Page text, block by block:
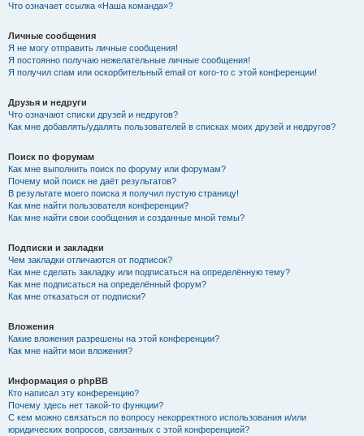
Что означает ссылка «Наша команда»?
Личные сообщения
Я не могу отправить личные сообщения!
Я постоянно получаю нежелательные личные сообщения!
Я получил спам или оскорбительный email от кого-то с этой конференции!
Друзья и недруги
Что означают списки друзей и недругов?
Как мне добавлять/удалять пользователей в списках моих друзей и недругов?
Поиск по форумам
Как мне выполнить поиск по форуму или форумам?
Почему мой поиск не даёт результатов?
В результате моего поиска я получил пустую страницу!
Как мне найти пользователя конференции?
Как мне найти свои сообщения и созданные мной темы?
Подписки и закладки
Чем закладки отличаются от подписок?
Как мне сделать закладку или подписаться на определённую тему?
Как мне подписаться на определённый форум?
Как мне отказаться от подписки?
Вложения
Какие вложения разрешены на этой конференции?
Как мне найти мои вложения?
Информация о phpBB
Кто написал эту конференцию?
Почему здесь нет такой-то функции?
С кем можно связаться по вопросу некорректного использования и/или
юридических вопросов, связанных с этой конференцией?